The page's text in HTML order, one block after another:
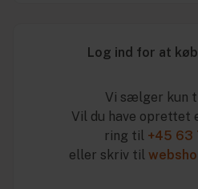
Log ind for at
Vi sælger kun
Vil du have oprettet
ring til +45 63
eller skriv til